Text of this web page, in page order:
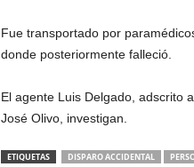
Fue transportado por
donde posteriormente falleció.
El agente Luis Delgado, adscrito
José Olivo, investigan.
ETIQUETAS DISPARO ACCIDENTAL